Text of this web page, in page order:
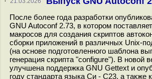
После более года разработки
GNU Autoconf 2.73, в котором
макросов для создания скриптов
сборки приложений в различных Unix-
(на основе подготовленного шаблона
генерация скрипта "configure"). В новой
улучшена поддержка GNU Gettext и
году стандарта языка Си - C23, а также